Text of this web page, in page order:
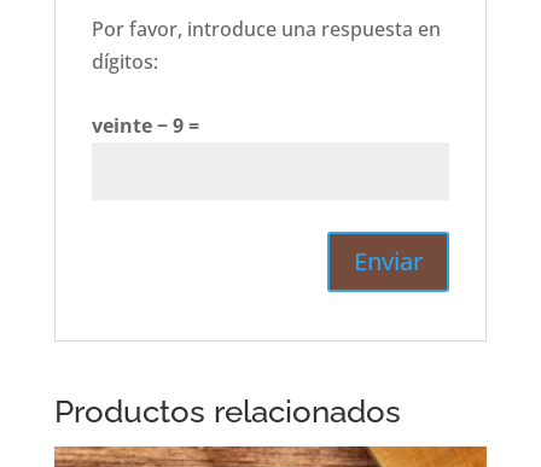
Por favor, introduce una respuesta en
dígitos:
veinte − 9 =
Productos relacionados